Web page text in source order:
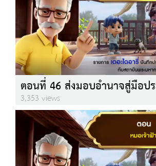
ตอนที่ 46 ส่งมอบอำนาจสู่มือป
3,353 views